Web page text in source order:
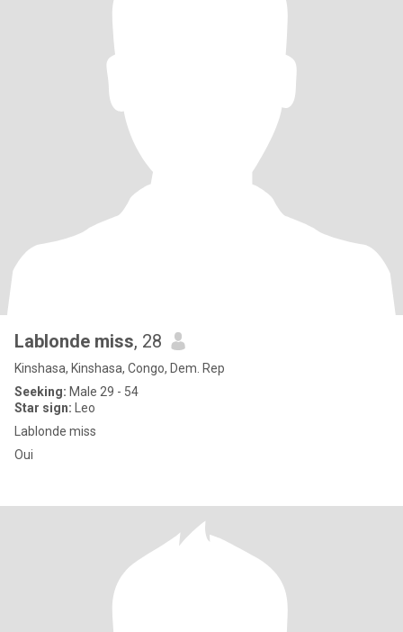
Lablonde miss, 28
Kinshasa, Kinshasa, Congo, Dem. Rep
Seeking: Male 29 - 54
Star sign: Leo
Lablonde miss
Oui